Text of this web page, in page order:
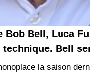
Bob Bell, Luca
Bell
la saison